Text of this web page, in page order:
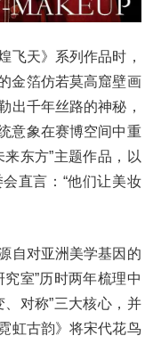
飞天》系列作品时，
金箔仿若莫高窟壁画
出千年丝路的神秘，
意象在赛博空间中重
东方”主题作品，以
直言：“他们让美妆
自对亚洲美学基因的
室”历时两年梳理中
对称”三大核心，并
虹古韵》将宋代花鸟